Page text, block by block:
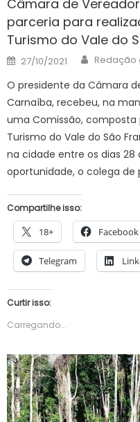
Câmara de
parceria para
Turismo do Vale do
Posted
on
27/10/2021 Author
Redação
O presidente da Câmara
Carnaíba, recebeu, na
uma Comissão, composta
Turismo do Vale do São
na cidade entre os dias 28
oportunidade, o colega
Compartilhe isso:
18+ Facebook
Telegram
Curtir isso:
Carregando...